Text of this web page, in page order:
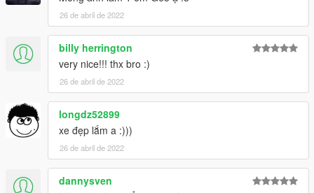
26 de abril de 2022
billy herrington
very nice!!! thx bro :)
26 de abril de 2022
longdz52899
xe đẹp lắm a :)))
26 de abril de 2022
dannysven